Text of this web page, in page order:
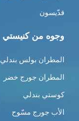
قدّيسون
وجوه من كنيستي
المطران بولس بندلي
المطران جورج خضر
كوستي بندلي
الأب جورج مسّوح